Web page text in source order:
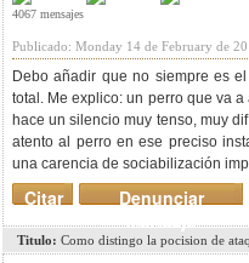
4067 mensajes
Publicado: Monday 14 de February de
Debo añadir que no siempre es
total. Me explico: un perro que va
hace un silencio muy tenso, muy
atento al perro en ese preciso
una carencia de sociabilización
Denunciar
mensaje
Citar
Titulo: Como distingo la pocision de